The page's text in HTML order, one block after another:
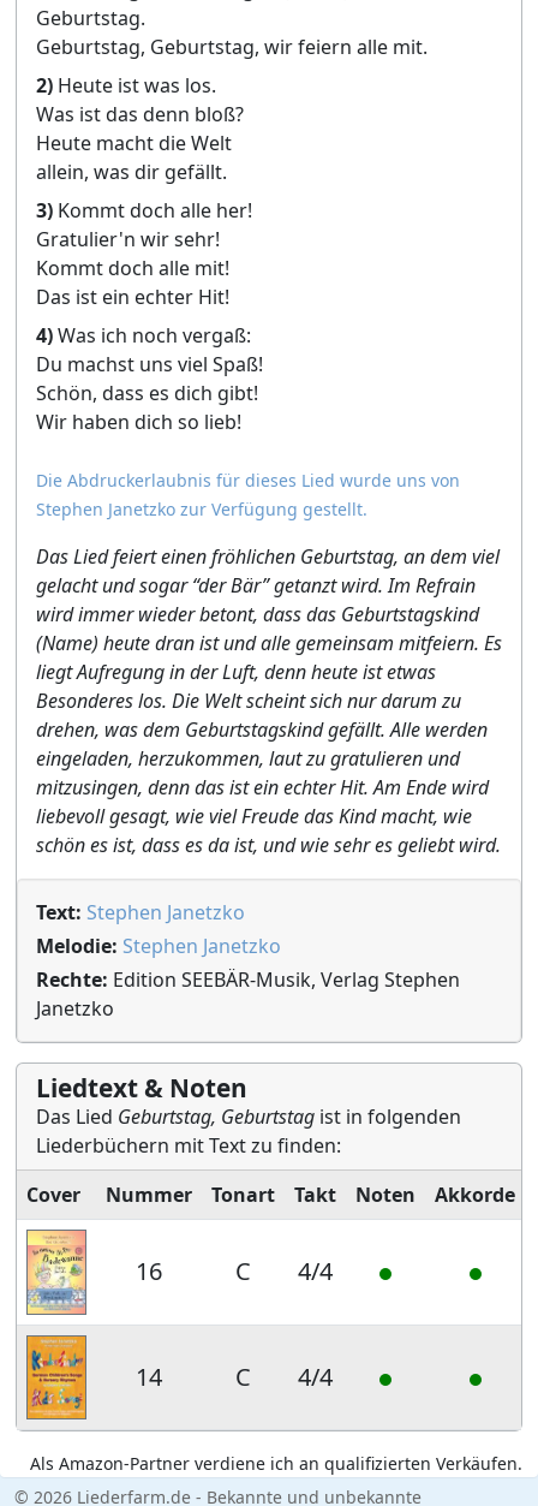
Geburtstag.
Geburtstag, Geburtstag, wir feiern alle mit.
2) Heute ist was los.
Was ist das denn bloß?
Heute macht die Welt
allein, was dir gefällt.
3) Kommt doch alle her!
Gratulier'n wir sehr!
Kommt doch alle mit!
Das ist ein echter Hit!
4)Was ich noch vergaß:
Du machst uns viel Spaß!
Schön, dass es dich gibt!
Wir haben dich so lieb!
Die Abdruckerlaubnis für dieses Lied wurde uns von
Stephen Janetzko zur Verfügung gestellt.
Das Lied feiert einen fröhlichen Geburtstag, an dem viel
gelacht und sogar “der Bär” getanzt wird. Im Refrain
wird immer wieder betont, dass das Geburtstagskind
(Name) heute dran ist und alle gemeinsam mitfeiern. Es
liegt Aufregung in der Luft, denn heute ist etwas
Besonderes los. Die Welt scheint sich nur darum zu
drehen, was dem Geburtstagskind gefällt. Alle werden
eingeladen, herzukommen, laut zu gratulieren und
mitzusingen, denn das ist ein echter Hit. Am Ende wird
liebevoll gesagt, wie viel Freude das Kind macht, wie
schön es ist, dass es da ist, und wie sehr es geliebt wird.
Text: Stephen Janetzko
Melodie: Stephen Janetzko
Rechte: Edition SEEBÄR-Musik, Verlag Stephen
Janetzko
Liedtext & Noten
Das Lied Geburtstag, Geburtstag ist in folgenden
Liederbüchern mit Text zu finden:
Cover
Nummer Tonart Takt Noten Akkorde
16 C 4/4
14 C 4/4
Als Amazon-Partner verdiene ich an qualifizierten Verkäufen.
© 2026 Liederfarm.de - Bekannte und unbekannte